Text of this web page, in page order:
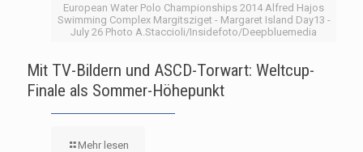
European Water Polo Championships 2014 Alfred Hajos
Swimming Complex Margitsziget - Margaret Island Day13 -
July 26 Photo A.Staccioli/Insidefoto/Deepbluemedia
Mit TV-Bildern und ASCD-Torwart: Weltcup-
Finale als Sommer-Höhepunkt
Mehr lesen